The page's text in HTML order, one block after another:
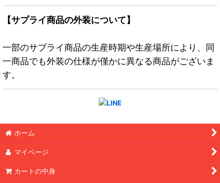
【サプライ商品の外装について】
一部のサプライ商品の生産時期や生産場所により、同
一商品でも外装の仕様が僅かに異なる商品がございま
す。
ホーム
マイページ
カートの中身